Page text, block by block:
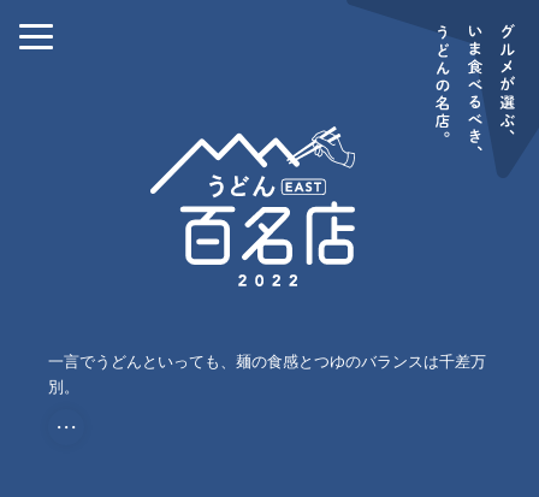
一言でうどんといっても、麺の食感とつゆのバランスは千差万
別。
・・・